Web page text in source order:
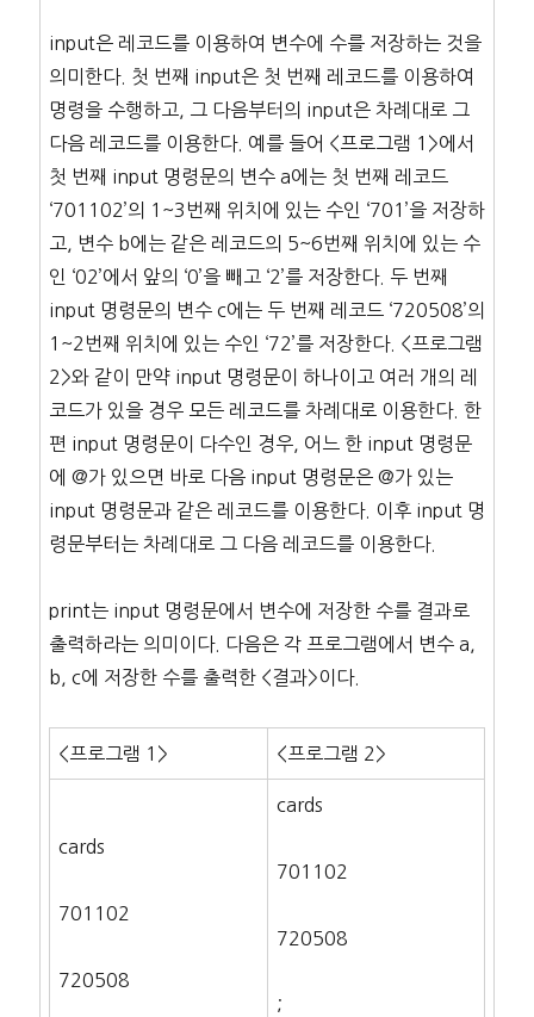
input은 레코드를 이용하여 변수에 수를 저장하는 것을
의미한다. 첫 번째 input은 첫 번째 레코드를 이용하여
명령을 수행하고, 그 다음부터의 input은 차례대로 그
다음 레코드를 이용한다. 예를 들어 <프로그램 1>에서
첫 번째 input 명령문의 변수 a에는 첫 번째 레코드
‘701102’의 1~3번째 위치에 있는 수인 ‘701’을 저장하
고, 변수 b에는 같은 레코드의 5~6번째 위치에 있는 수
인 ‘02’에서 앞의 ‘0’을 빼고 ‘2’를 저장한다. 두 번째
input 명령문의 변수 c에는 두 번째 레코드 ‘720508’의
1~2번째 위치에 있는 수인 ‘72’를 저장한다. <프로그램
2>와 같이 만약 input 명령문이 하나이고 여러 개의 레
코드가 있을 경우 모든 레코드를 차례대로 이용한다. 한
편 input 명령문이 다수인 경우, 어느 한 input 명령문
에 @가 있으면 바로 다음 input 명령문은 @가 있는
input 명령문과 같은 레코드를 이용한다. 이후 input 명
령문부터는 차례대로 그 다음 레코드를 이용한다.
print는 input 명령문에서 변수에 저장한 수를 결과로
출력하라는 의미이다. 다음은 각 프로그램에서 변수 a,
b, c에 저장한 수를 출력한 <결과>이다.
<프로그램 1> <프로그램 2>
cards
701102
720508
cards
701102
720508
;